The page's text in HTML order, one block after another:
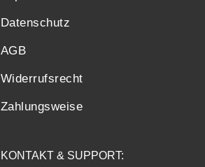
Datenschutz
AGB
Widerrufsrecht
Zahlungsweise
KONTAKT & SUPPORT: